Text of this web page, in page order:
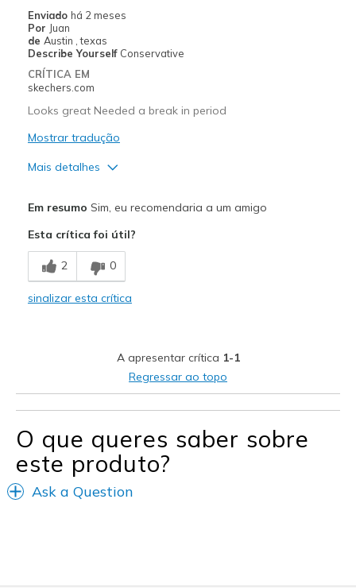
Enviado há 2 meses
Por Juan
de Austin , texas
Describe Yourself Conservative
CRÍTICA EM
skechers.com
Looks great Needed a break in period
Mostrar tradução
Mais detalhes
Breathe Well
Comfortable
Need Break In
Width
Feels true to width
Sizing
Feels true to size
View On Shoes
Shoes are for Wearing
Em resumo Sim, eu recomendaria a um amigo
Esta crítica foi útil?
2 0
sinalizar esta crítica
A apresentar crítica 1-1
Regressar ao topo
O que queres saber sobre
este produto?
Ask a Question